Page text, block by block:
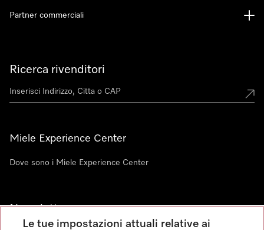
Ricerca rivenditori
Miele Experience Center
Dove sono i Miele Experience Center
Newsletter
Partner commerciali
Le tue impostazioni attuali relative ai